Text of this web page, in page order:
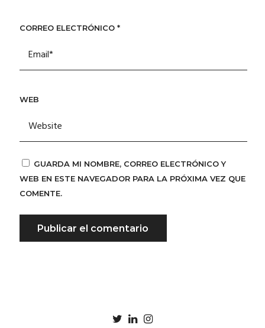
CORREO ELECTRÓNICO *
WEB
GUARDA MI NOMBRE, CORREO ELECTRÓNICO Y
WEB EN ESTE NAVEGADOR PARA LA PRÓXIMA VEZ QUE
COMENTE.